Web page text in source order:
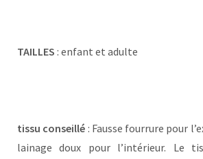
TAILLES : enfant et adulte
tissu conseillé : Fausse fourrure pour
lainage doux pour l’intérieur. Le